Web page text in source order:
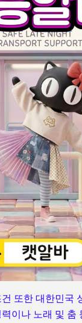
또한 대한민국
이나 노래 및 춤